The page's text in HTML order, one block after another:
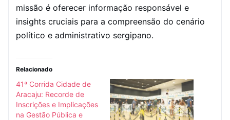
missão é oferecer informação responsável e
insights cruciais para a compreensão do cenário
político e administrativo sergipano.
Relacionado
41ª Corrida Cidade de
Aracaju: Recorde de
Inscrições e Implicações
na Gestão Pública e